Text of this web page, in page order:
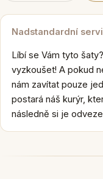
Nadstandardní
Líbí se Vám tyto
vyzkoušet! A pokud
nám zavítat pouze
postará náš kurýr,
následně si je